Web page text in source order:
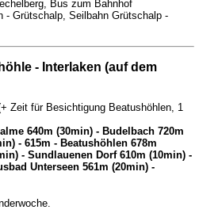
Bus zum Bahnhof
- Grütschalp, Seilbahn Grütschalp -
- Interlaken (auf dem
Zeit für Besichtigung Beatushöhlen, 1
640m (30min) - Budelbach 720m
- 615m - Beatushöhlen 678m
- Sundlauenen Dorf 610m (10min) -
Unterseen 561m (20min) -